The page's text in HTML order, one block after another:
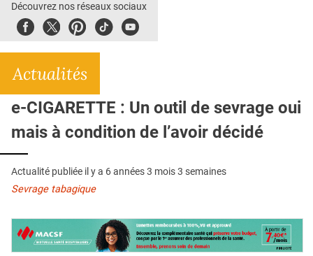
E-REVUE SAD
THÉMA
CONTACT
Découvrez nos réseaux sociaux
FacebookTwitterPinterest
TiktokYoubute
Actualités
e-CIGARETTE : Un outil de sevrage oui
mais à condition de l’avoir décidé
Actualité publiée il y a 6 années 3 mois 3 semaines
Sevrage tabagique